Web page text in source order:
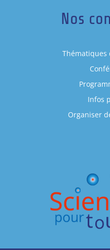
Nos
Thématiques
Infos
Organiser